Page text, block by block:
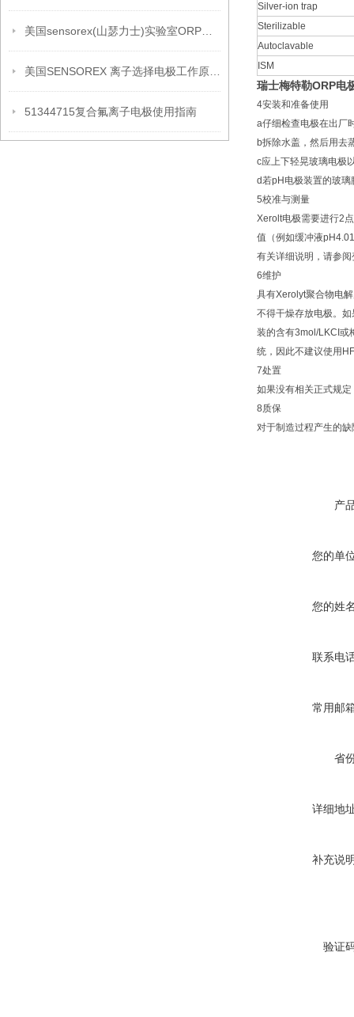
51344715复合氟离子电极使用指南
Silver-ion trap
Sterilizable
Autoclavable
ISM
瑞士梅特勒ORP电
4安装和准备使用
a仔细检查电极在出厂
b拆除水盖，然后用去
c应上下轻晃玻璃电极
d若pH电极装置的玻
5校准与测量
Xerolt电极需要进行2
值（例如缓冲液
有关详细说明，请参
6维护
具有Xerolyt聚合物电
不得干燥存放电极。
装的含有3mol/LKCI或
统，因此不建议使用
7处置
如果没有相关正式规
8质保
对于制造过程产生的
产
您的单
您的姓
联系电
常用邮
省
详细地
补充说
验证